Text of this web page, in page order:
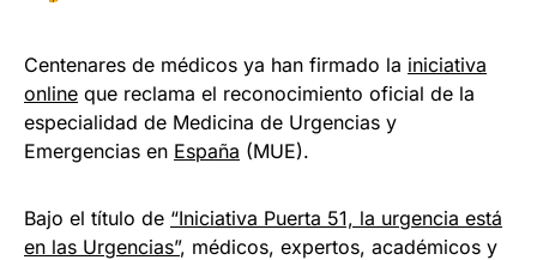
Centenares de médicos ya han firmado la iniciativa
online que reclama el reconocimiento oficial de la
especialidad de Medicina de Urgencias y
Emergencias en España (MUE).
Bajo el título de “Iniciativa Puerta 51, la urgencia está
en las Urgencias”, médicos, expertos, académicos y